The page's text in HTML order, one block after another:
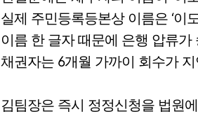
실제 주민등록등본상 이름은 ‘이
이름 한 글자 때문에 은행 압류가
채권자는 6개월 가까이 회수가
김팀장은 즉시 정정신청을 법원